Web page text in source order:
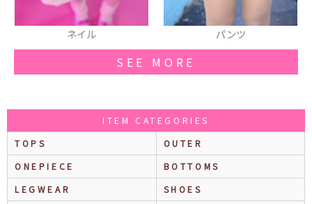
パンツ スマフォカバー
SEE MORE
ITEM CATEGORIES
TOPS
OUTER
ONEPIECE
BOTTOMS
LEGWEAR
SHOES